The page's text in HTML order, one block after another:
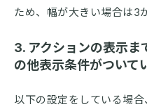
ため、幅が大きい場合は3
3. アクションの表示ま
の他表示条件がついて
以下の設定をしている場